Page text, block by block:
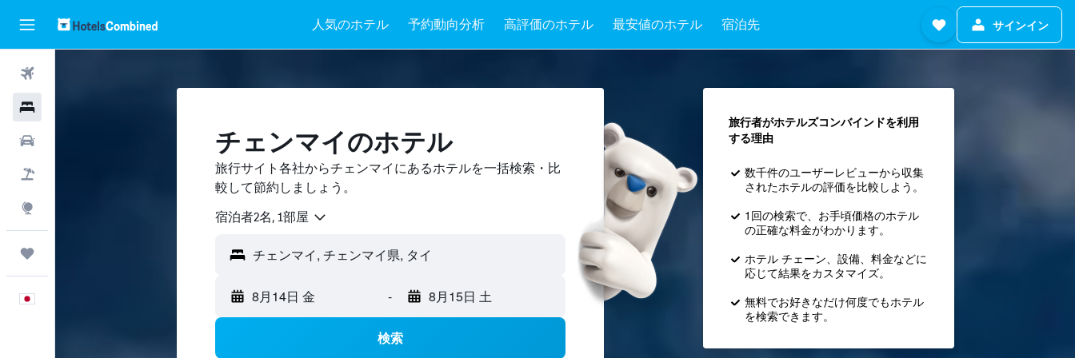
人気のホテル 予約動向分析 高評価のホテル 最安値のホテル 宿泊先 サインイン
チェンマイのホテル
旅行サイト各社からチェンマイにあるホテルを一括検索・比
較して節約しましょう。
宿泊者2名, 1​部屋
チェンマイ, チェンマイ県, タイ
8月14日 金 - 8月15日 土
検索
旅行者がホテルズコンバインド​を利用
する理由
数千件のユーザーレビューから収集
されたホテルの評価を比較しよう。
1回の検索で、お手頃価格のホテル
の正確な料金がわかります。
ホテル チェーン、設備、料金などに
応じて結果をカスタマイズ。
無料でお好きなだけ何度でもホテル
を検索できます。